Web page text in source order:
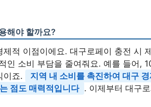
해야 할까요?
적 이점이에요. 대구로페이 충전 시
인 소비 부담을 줄여줘요. 예를 들어,
이죠.
지역 내 소비를 촉진하여 대구
점도 매력적입니다 . 이제부터 대구